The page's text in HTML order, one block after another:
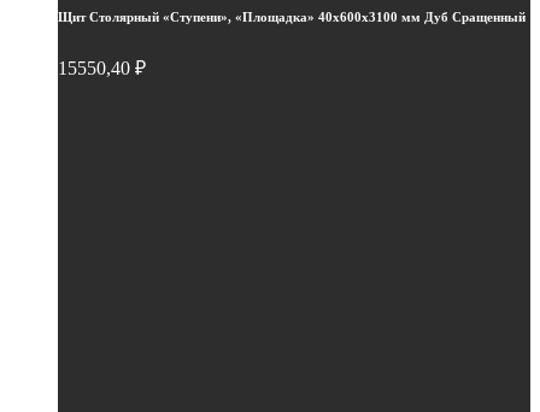
Щит Столярный «Ступени», «Площадка» 40х600х3100 мм Дуб Сращенный
15550,40 ₽